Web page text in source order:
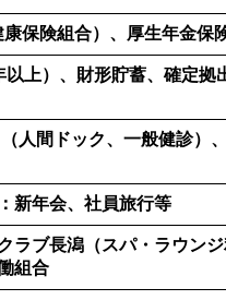
保険組合）、厚生年金保
上）、財形貯蓄、確定拠
人間ドック、一般健診）
新年会、社員旅行等
ラブ長潟（スパ・ラウンジ
組合